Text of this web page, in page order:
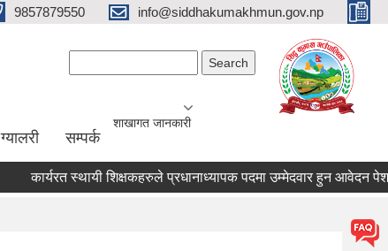
9857879550 info@siddhakumakhmun.gov.np
ग्यालरी सम्पर्क
शाखागत जानकारी
कार्यरत स्थायी शिक्षकहरुले प्रधानाध्यापक पदमा उम्मेदवार हुन आवेदन पेश